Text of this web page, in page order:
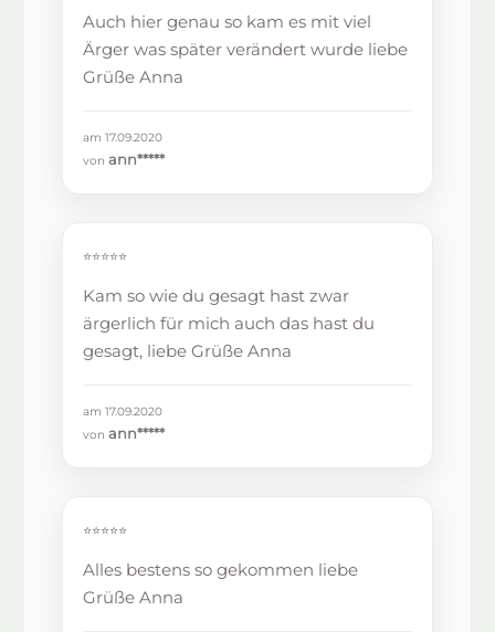
Auch hier genau so kam es mit viel
Ärger was später verändert wurde liebe
Grüße Anna
am 17.09.2020
vonann*****
⭐⭐⭐⭐⭐
Kam so wie du gesagt hast zwar
ärgerlich für mich auch das hast du
gesagt, liebe Grüße Anna
am 17.09.2020
vonann*****
⭐⭐⭐⭐⭐
Alles bestens so gekommen liebe
Grüße Anna